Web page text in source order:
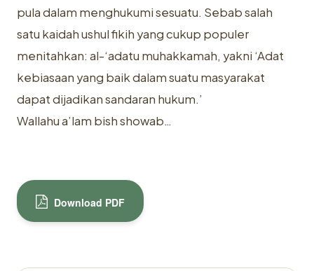
pula dalam menghukumi sesuatu. Sebab salah
satu kaidah ushul fikih yang cukup populer
menitahkan: al-‘adatu muhakkamah, yakni ‘Adat
kebiasaan yang baik dalam suatu masyarakat
dapat dijadikan sandaran hukum.’
Wallahu a’lam bish showab…
Download PDF